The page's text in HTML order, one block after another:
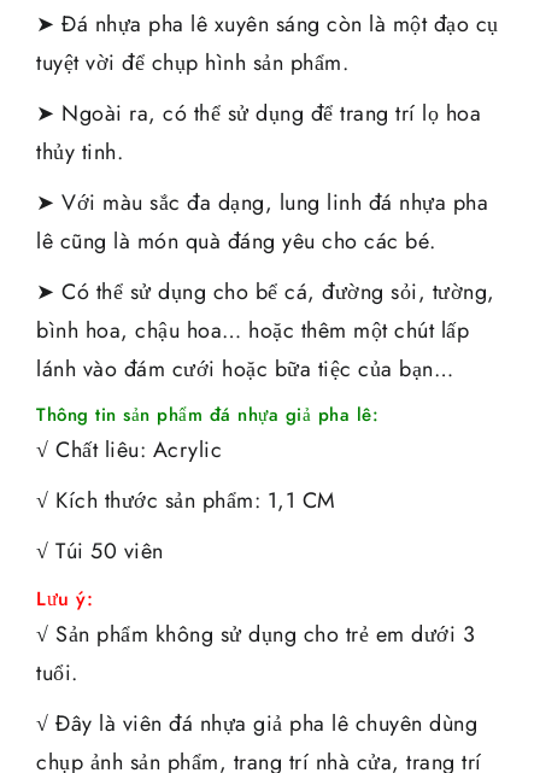
➤ Đá nhựa pha lê xuyên sáng còn là một đạo cụ
tuyệt vời để chụp hình sản phẩm.
➤ Ngoài ra, có thể sử dụng để trang trí lọ hoa
thủy tinh.
➤ Với màu sắc đa dạng, lung linh đá nhựa pha
lê cũng là món quà đáng yêu cho các bé.
➤ Có thể sử dụng cho bể cá, đường sỏi, tường,
bình hoa, chậu hoa… hoặc thêm một chút lấp
lánh vào đám cưới hoặc bữa tiệc của bạn…
Thông tin sản phẩm đá nhựa giả pha lê:
√ Chất liêu: Acrylic
√ Kích thước sản phẩm: 1,1 CM
√ Túi 50 viên
Lưu ý:
√ Sản phẩm không sử dụng cho trẻ em dưới 3
tuổi.
√ Đây là viên đá nhựa giả pha lê chuyên dùng
chụp ảnh sản phẩm, trang trí nhà cửa, trang trí